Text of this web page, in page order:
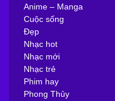
Anime – Manga
Cuộc sống
Đẹp
Nhạc hot
Nhạc mới
Nhạc trẻ
Phim hay
Phong Thủy